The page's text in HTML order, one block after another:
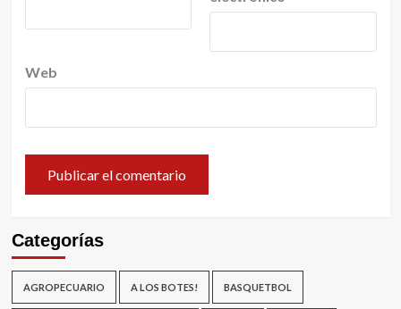
Web
Categorías
AGROPECUARIO A LOS BOTES! BASQUETBOL